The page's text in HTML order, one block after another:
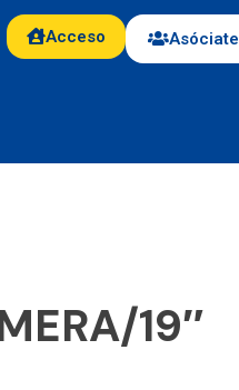
Acceso Asóciate
19″